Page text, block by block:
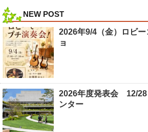
NEW POST
2026年9/4（金）ロビ
ョ
2026年度発表会 12/28
ンター